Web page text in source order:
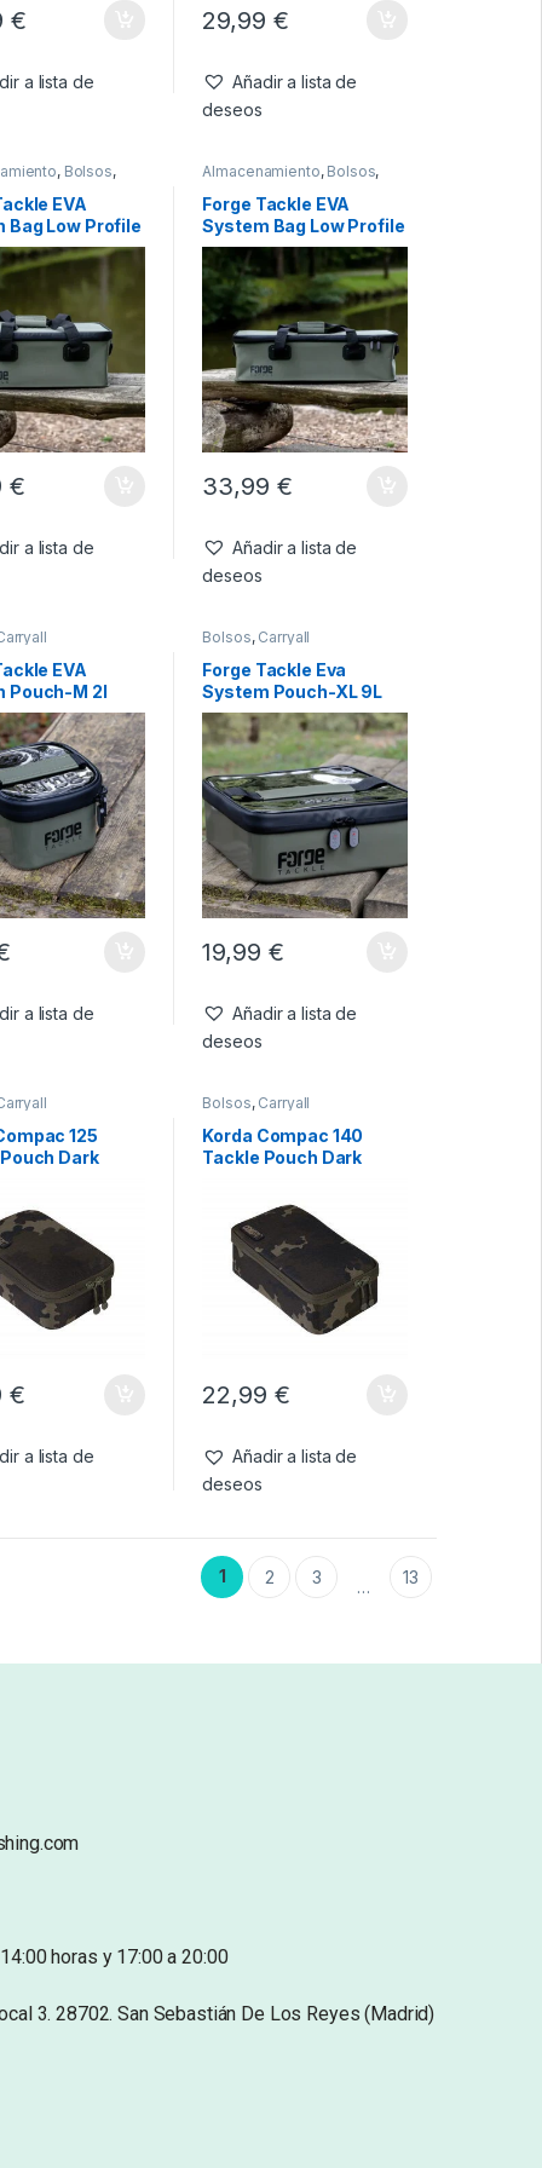
€
a lista de
29,99 €
Añadir a lista de
deseos
, Bolsos,
Carryall
EVA
Bag Low Profile
€
a lista de
Almacenamiento, Bolsos,
Carryall
Forge Tackle EVA
System Bag Low Profile
XL(30L)
33,99 €
Añadir a lista de
deseos
EVA
Pouch-M 2l
a lista de
Bolsos, Carryall
Forge Tackle Eva
System Pouch-XL 9L
19,99 €
Añadir a lista de
deseos
125
Dark
€
a lista de
Bolsos, Carryall
Korda Compac 140
Tackle Pouch Dark
22,99 €
Añadir a lista de
deseos
1 2 3 … 13
horas y 17:00 a 20:00
3. 28702. San Sebastián De Los Reyes (Madrid)